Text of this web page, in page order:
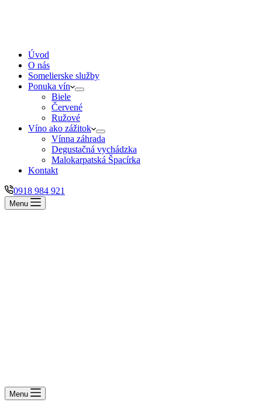
Úvod
O nás
Somelierske služby
Ponuka vín
Biele
Červené
Ružové
Víno ako zážitok
Vínna záhrada
Degustačná vychádzka
Malokarpatská Špacírka
Kontakt
0918 984 921
Menu
Menu